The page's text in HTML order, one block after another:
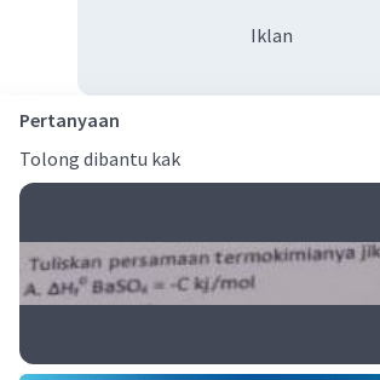
Iklan
Pertanyaan
Tolong dibantu kak